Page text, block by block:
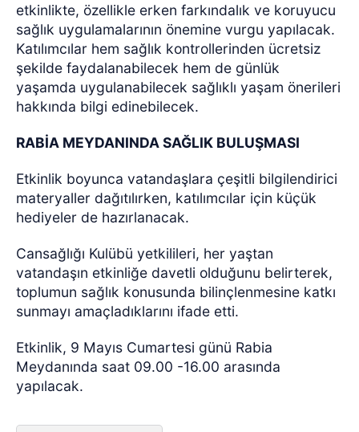
etkinlikte, özellikle erken farkındalık ve koruyucu
sağlık uygulamalarının önemine vurgu yapılacak.
Katılımcılar hem sağlık kontrollerinden ücretsiz
şekilde faydalanabilecek hem de günlük
yaşamda uygulanabilecek sağlıklı yaşam önerileri
hakkında bilgi edinebilecek.
RABİA MEYDANINDA SAĞLIK BULUŞMASI
Etkinlik boyunca vatandaşlara çeşitli bilgilendirici
materyaller dağıtılırken, katılımcılar için küçük
hediyeler de hazırlanacak.
Cansağlığı Kulübü yetkilileri, her yaştan
vatandaşın etkinliğe davetli olduğunu belirterek,
toplumun sağlık konusunda bilinçlenmesine katkı
sunmayı amaçladıklarını ifade etti.
Etkinlik, 9 Mayıs Cumartesi günü Rabia
Meydanında saat 09.00 -16.00 arasında
yapılacak.